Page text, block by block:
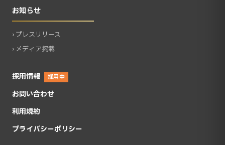
お知らせ
› プレスリリース
› メディア掲載
採用情報 採用中
お問い合わせ
利用規約
プライバシーポリシー